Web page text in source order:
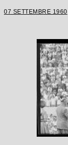
07 SETTEMBRE 1960